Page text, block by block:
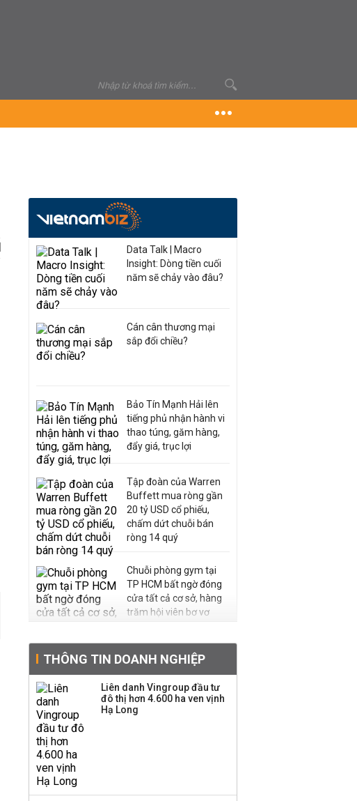
Data Talk | Macro
Insight: Dòng tiền cuối
năm sẽ chảy vào đâu?
Cán cân thương mại
sắp đổi chiều?
Bảo Tín Mạnh Hải lên
tiếng phủ nhận hành vi
thao túng, găm hàng,
đẩy giá, trục lợi
Tập đoàn của Warren
Buffett mua ròng gần
20 tỷ USD cổ phiếu,
chấm dứt chuỗi bán
ròng 14 quý
Chuỗi phòng gym tại
TP HCM bất ngờ đóng
cửa tất cả cơ sở, hàng
trăm hội viên bơ vơ
tiếng đứng sau tiệm
vàng Mi Hồng: Từ phụ
xe, sửa đồ điện tử cũ
đến gây dựng thương
hiệu hơn 35 năm tuổi
THÔNG TIN DOANH NGHIỆP
Liên danh Vingroup đầu tư
đô thị hơn 4.600 ha ven vịnh
Hạ Long